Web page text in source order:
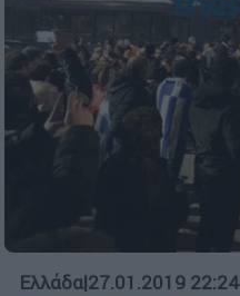
Ελλάδα|27.01.2019 22:24